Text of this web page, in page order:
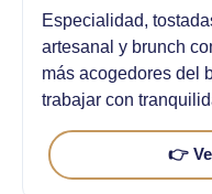
Especialidad,
artesanal y brunch
más acogedores del
trabajar con
👉